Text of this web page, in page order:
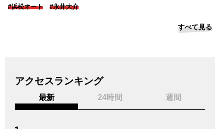
#浜松オート #永井大介
すべて見る
アクセスランキング
最新 24時間 週間